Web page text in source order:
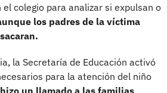
colegio para analizar si expulsan o
los padres de la víctima
la Secretaría de Educación activó
para la atención del niño
un llamado a las familias